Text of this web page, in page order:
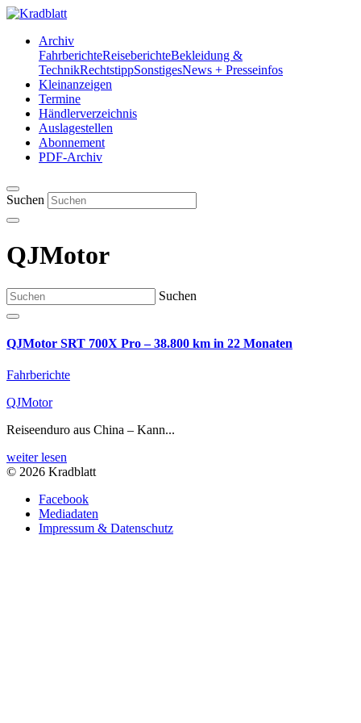
Archiv
FahrberichteReiseberichteBekleidung &
TechnikRechtstippSonstigesNews + Presseinfos
Kleinanzeigen
Termine
Händlerverzeichnis
Auslagestellen
Abonnement
PDF-Archiv
Suchen
QJMotor
Suchen
QJMotor SRT 700X Pro – 38.800 km in 22 Monaten
Fahrberichte
QJMotor
Reiseenduro aus China – Kann...
weiter lesen
© 2026 Kradblatt
Facebook
Mediadaten
Impressum & Datenschutz